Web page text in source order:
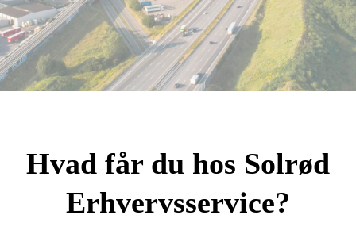
Hvad får du hos Solrød
Erhvervsservice?